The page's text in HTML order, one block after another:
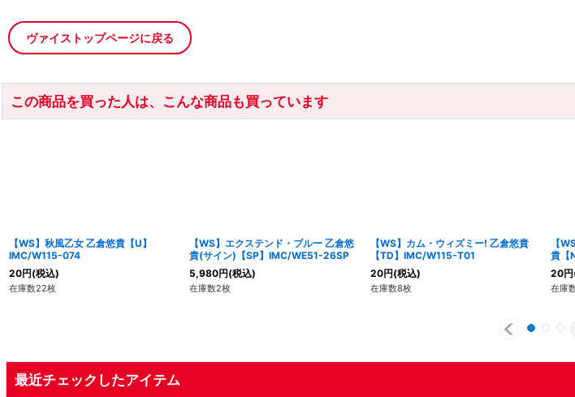
ヴァイストップページに戻る
この商品を買った人は、こんな商品も買っています
【WS】秋風乙女 乙倉悠貴【U】
IMC/W115-074
20円(税込)
在庫数22枚
【WS】エクステンド・ブルー 乙倉悠
貴(サイン)【SP】IMC/WE51-26SP
5,980円(税込)
在庫数2枚
【WS】カム・ウィズミー! 乙倉悠貴
【TD】IMC/W115-T01
20円(税込)
在庫数8枚
【
貴【
20円
在庫
最近チェックしたアイテム